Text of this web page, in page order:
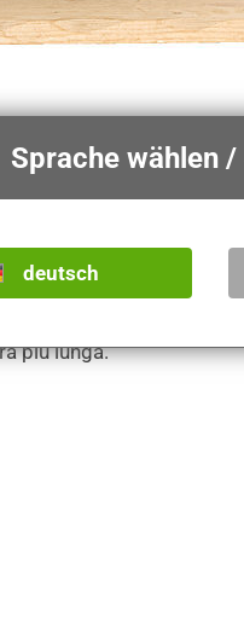
Sprache wählen
deutsch
più lunga.